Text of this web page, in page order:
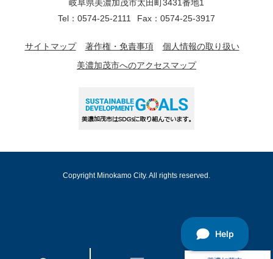
岐阜県美濃加茂市太田町3431番地1
Tel：0574-25-2111
Fax：0574-25-3917
サイトマップ 著作権・免責事項
個人情報の取り扱い
美濃加茂市へのアクセスマップ
Copyright Minokamo City. All rights reserved.